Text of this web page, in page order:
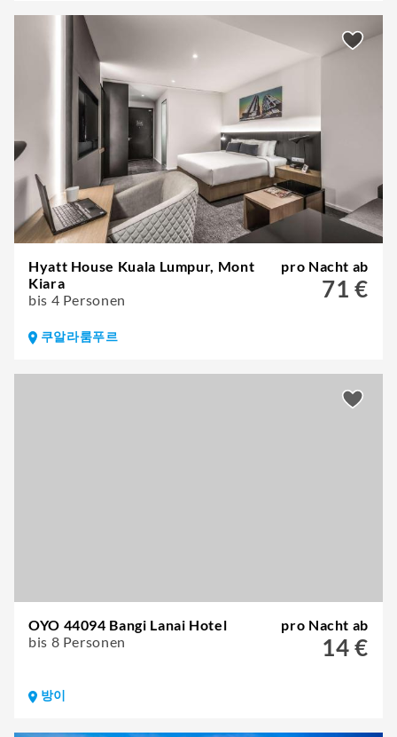
Hyatt House Kuala Lumpur, Mont
Kiara
bis 4 Personen
pro Nacht ab
71 €
쿠알라룸푸르
OYO 44094 Bangi Lanai Hotel
bis 8 Personen
pro Nacht ab
14 €
방이